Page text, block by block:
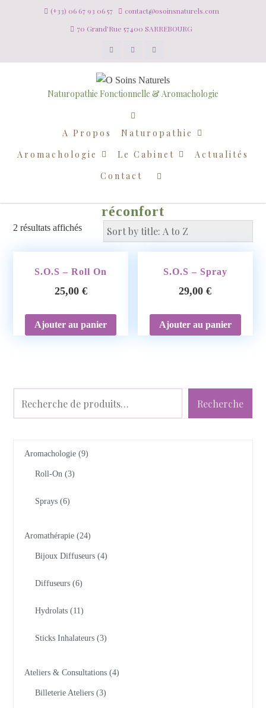
(+33) 06 67 93 06 57
contact@osoinsnaturels.com
70 Grand'Rue 57400 SARREBOURG
Naturopathie Fonctionnelle & Aromachologie
A Propos
Naturopathie
Aromachologie
Le Cabinet
Actualités
Contact
réconfort
2 résultats affichés
S.O.S – Roll On
25,00 €
Ajouter au panier
S.O.S – Spray
29,00€
Ajouter au panier
Recherche
Aromachologie 9
Roll-On 3
Sprays 6
Aromathérapie 24
Bijoux Diffuseurs 4
Diffuseurs 6
Hydrolats 11
Sticks Inhalateurs 3
Ateliers & Consultations 4
Billeterie Ateliers 3